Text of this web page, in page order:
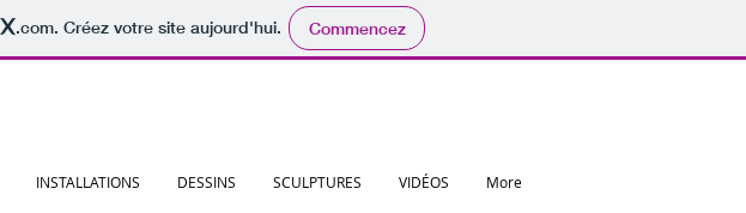
.com. Créez votre site aujourd'hui. Commencez
INSTALLATIONS DESSINS SCULPTURES VIDÉOS More